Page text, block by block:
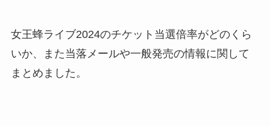
女王蜂ライブ2024のチケット当選倍率がどのくら
いか、また当落メールや一般発売の情報に関して
まとめました。